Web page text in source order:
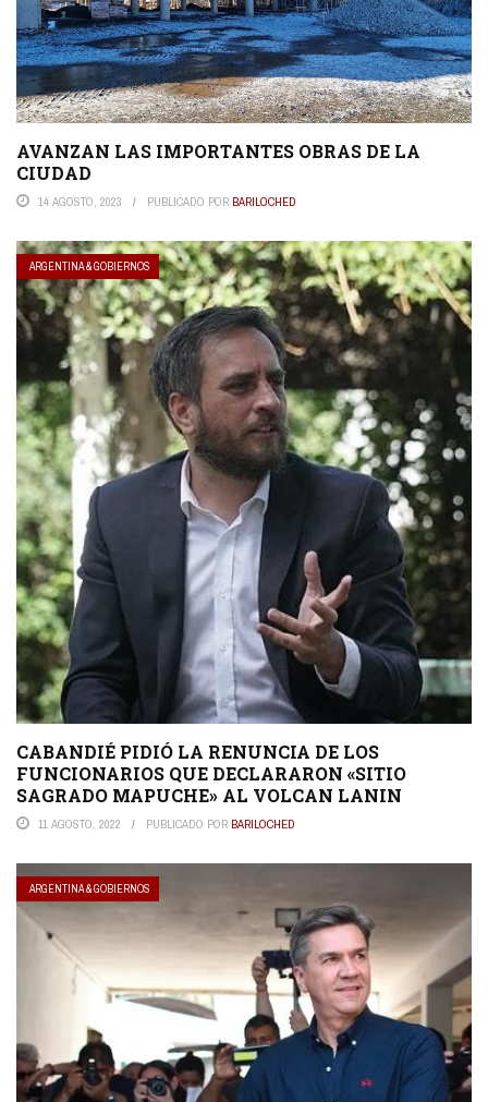
AVANZAN LAS IMPORTANTES OBRAS DE LA
CIUDAD
14 AGOSTO, 2023 PUBLICADO POR BARILOCHED
ARGENTINA & GOBIERNOS
CABANDIÉ PIDIÓ LA RENUNCIA DE LOS
FUNCIONARIOS QUE DECLARARON «SITIO
SAGRADO MAPUCHE» AL VOLCAN LANIN
11 AGOSTO, 2022 PUBLICADO POR BARILOCHED
ARGENTINA & GOBIERNOS